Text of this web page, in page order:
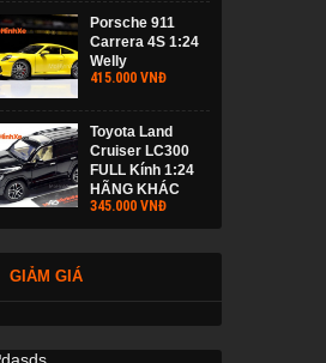
Porsche 911
Carrera 4S 1:24
Welly
415.000 VNĐ
Toyota Land
Cruiser LC300
FULL Kính 1:24
HÃNG KHÁC
345.000 VNĐ
GIẢM GIÁ